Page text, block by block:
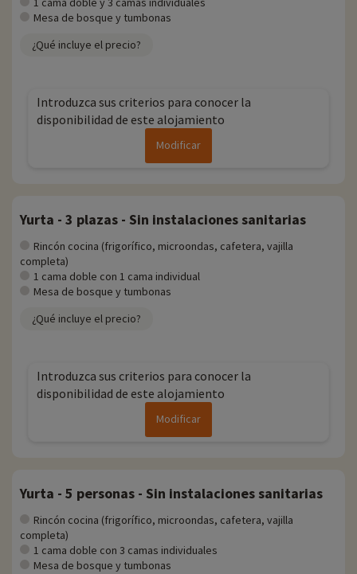
Mesa de bosque y tumbonas
¿Qué incluye el precio?
Introduzca sus criterios para conocer la
disponibilidad de este alojamiento
Modificar
Yurta - 3 plazas - Sin instalaciones sanitarias
Rincón cocina (frigorífico, microondas, cafetera, vajilla
completa)
1 cama doble con 1 cama individual
Mesa de bosque y tumbonas
¿Qué incluye el precio?
Introduzca sus criterios para conocer la
disponibilidad de este alojamiento
Modificar
Yurta - 5 personas - Sin instalaciones sanitarias
Rincón cocina (frigorífico, microondas, cafetera, vajilla
completa)
1 cama doble con 3 camas individuales
Mesa de bosque y tumbonas